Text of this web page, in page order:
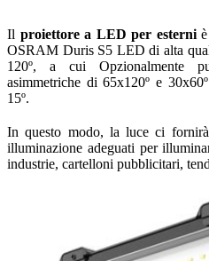
Il proiettore a LED per esterni
OSRAM Duris S5 LED di alta
120º, a cui Opzionalmente
asimmetriche di 65x120º e
15º.
In questo modo, la luce ci
illuminazione adeguati per
industrie, cartelloni pubblicitari,